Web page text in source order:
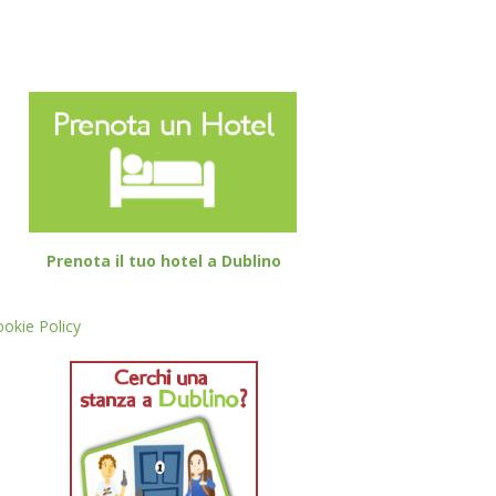
Prenota il tuo hotel a Dublino
Policy